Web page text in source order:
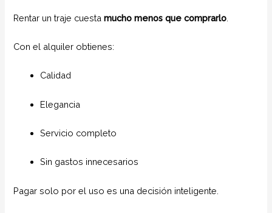
Rentar un traje cuestamucho menos que comprarlo
Con el alquiler obtienes:
Calidad
Elegancia
Servicio completo
Sin gastos innecesarios
Pagar solo por el uso es una decisión inteligente.